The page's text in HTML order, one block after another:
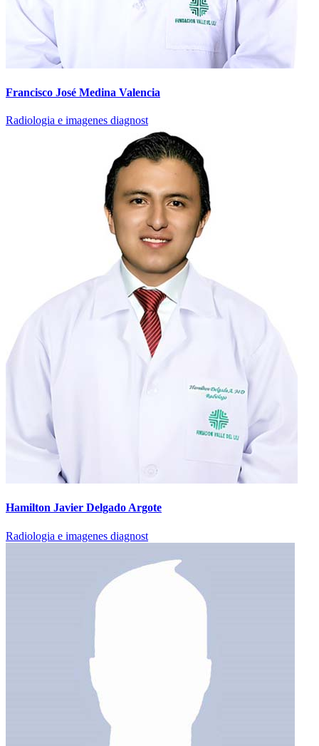
Francisco José Medina Valencia
Radiologia e imagenes diagnost
Hamilton Javier Delgado Argote
Radiologia e imagenes diagnost